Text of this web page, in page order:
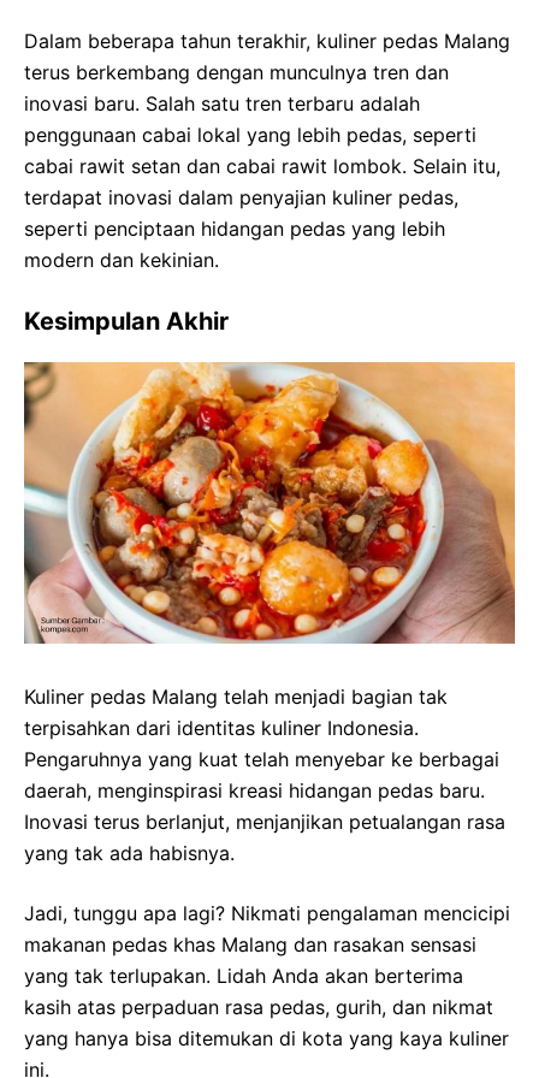
Dalam beberapa tahun terakhir, kuliner pedas Malang
terus berkembang dengan munculnya tren dan
inovasi baru. Salah satu tren terbaru adalah
penggunaan cabai lokal yang lebih pedas, seperti
cabai rawit setan dan cabai rawit lombok. Selain itu,
terdapat inovasi dalam penyajian kuliner pedas,
seperti penciptaan hidangan pedas yang lebih
modern dan kekinian.
Kesimpulan Akhir
Kuliner pedas Malang telah menjadi bagian tak
terpisahkan dari identitas kuliner Indonesia.
Pengaruhnya yang kuat telah menyebar ke berbagai
daerah, menginspirasi kreasi hidangan pedas baru.
Inovasi terus berlanjut, menjanjikan petualangan rasa
yang tak ada habisnya.
Jadi, tunggu apa lagi? Nikmati pengalaman mencicipi
makanan pedas khas Malang dan rasakan sensasi
yang tak terlupakan. Lidah Anda akan berterima
kasih atas perpaduan rasa pedas, gurih, dan nikmat
yang hanya bisa ditemukan di kota yang kaya kuliner
ini.